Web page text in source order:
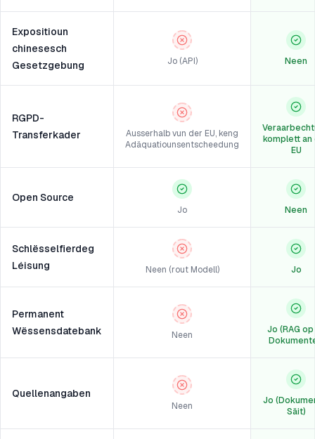
Expositioun
chinesesch
Gesetzgebung
Jo (API) Neen
RGPD-
Transferkader
Ausserhalb vun der EU, keng
Adäquatiounsentscheedung
komplett an
EU
Open Source
Jo Neen
Schlësselfierdeg
Léisung
Neen (rout Modell) Jo
Permanent
Wëssensdatebank
Neen
Jo (RAG
Quellenangaben
Neen
Jo
Säit)